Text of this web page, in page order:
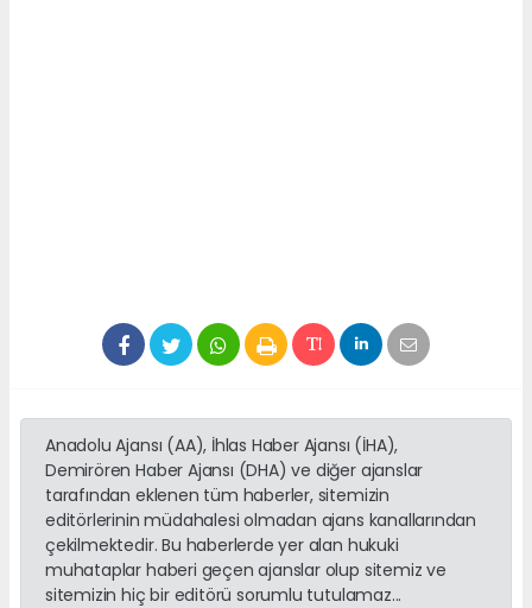
Anadolu Ajansı (AA), İhlas Haber Ajansı (İHA),
Demirören Haber Ajansı (DHA) ve diğer ajanslar
tarafından eklenen tüm haberler, sitemizin
editörlerinin müdahalesi olmadan ajans kanallarından
çekilmektedir. Bu haberlerde yer alan hukuki
muhataplar haberi geçen ajanslar olup sitemiz ve
sitemizin hiç bir editörü sorumlu tutulamaz...